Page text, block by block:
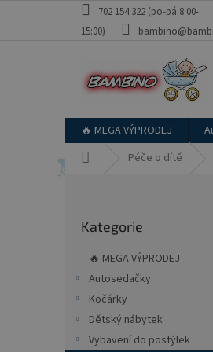
702 154 322 (po-pá 8:00-
15:00)
🔥 MEGA VÝPRODEJ
Péče o dítě
kategorie
Kategorie
🔥 MEGA VÝPRODEJ
Autosedačky
Kočárky
Dětský nábytek
Vybavení do postýlek